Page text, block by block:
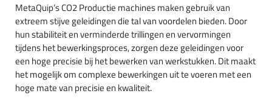
MetaQuip’s CO2 Productie machines maken gebruik van
extreem stijve geleidingen die tal van voordelen bieden. Door
hun stabiliteit en verminderde trillingen en vervormingen
tijdens het bewerkingsproces, zorgen deze geleidingen voor
een hoge precisie bij het bewerken van werkstukken. Dit maakt
het mogelijk om complexe bewerkingen uit te voeren met een
hoge mate van precisie en kwaliteit.